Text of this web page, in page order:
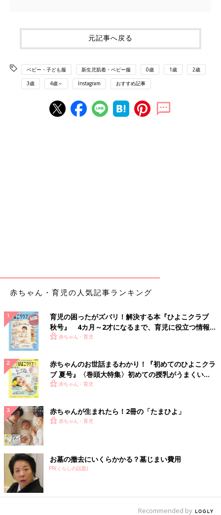
元記事へ戻る
ベビー・子ども服 新生児肌着・ベビー服 0歳 1歳 2歳
3歳 4歳～ Instagram おすすめ記事
赤ちゃん・育児の人気記事ランキング
育児の困ったがズバリ！解決する本『ひよこクラブ
秋号』 4カ月～2才になるまで、育児に役立つ情報が
いっぱい！
赤ちゃん・育児
赤ちゃんのお世話まるわかり！『初めてのひよこクラ
ブ 夏号』〈巻頭大特集〉初めての授乳がうまくい
く！ おっぱい・ミルクの基本と夏のトラブル 解決テ
赤ちゃん・育児
赤ちゃんが生まれたら！2冊の「たまひよ」
赤ちゃん・育児
お墓の撤去にいくらかかる？墓じまい費用
PR(くらしの話題)
Recommended by